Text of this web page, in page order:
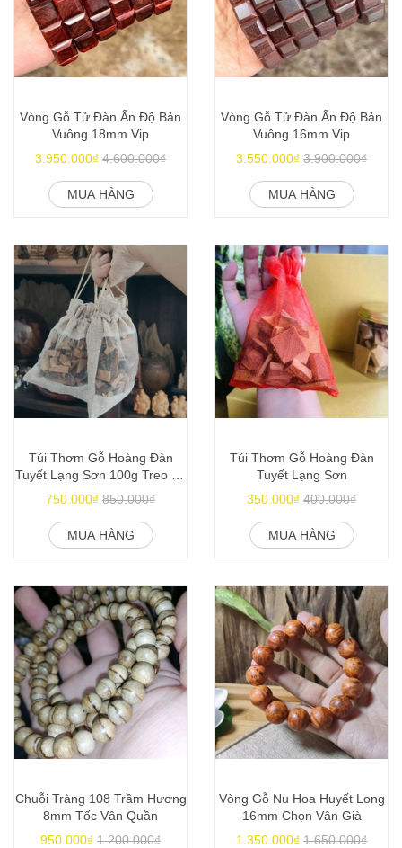
Vòng Gỗ Tử Đàn Ấn Độ Bản
Vuông 18mm Vip
3.950.000₫ 4.600.000₫
MUA HÀNG
Vòng Gỗ Tử Đàn Ấn Độ Bản
Vuông 16mm Vip
3.550.000₫ 3.900.000₫
MUA HÀNG
Túi Thơm Gỗ Hoàng Đàn
Tuyết Lạng Sơn 100g Treo Xe
Ô Tô
750.000₫ 850.000₫
MUA HÀNG
Túi Thơm Gỗ Hoàng Đàn
Tuyết Lạng Sơn
350.000₫ 400.000₫
MUA HÀNG
Chuỗi Tràng 108 Trầm Hương
8mm Tốc Vân Quần
950.000₫ 1.200.000₫
Vòng Gỗ Nu Hoa Huyết Long
16mm Chọn Vân Già
1.350.000₫ 1.650.000₫